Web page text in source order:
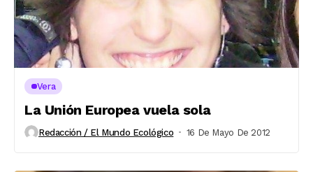
Vera
La Unión Europea vuela sola
Redacción / El Mundo Ecológico 16 De Mayo De 2012